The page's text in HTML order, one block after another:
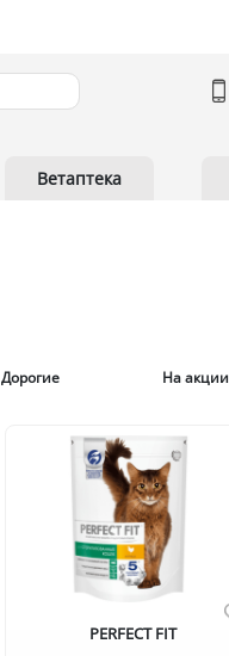
Ветаптека
Дорогие На акции
PERFECT FIT